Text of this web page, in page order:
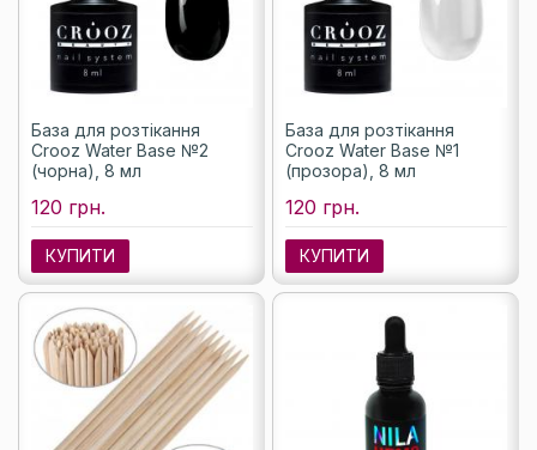
База для розтікання
Crooz Water Base №2
(чорна), 8 мл
120 грн.
КУПИТИ
База для розтікання
Crooz Water Base №1
(прозора), 8 мл
120 грн.
КУПИТИ